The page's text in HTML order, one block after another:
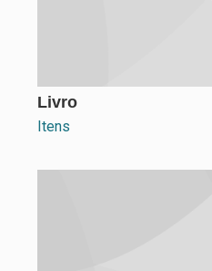
Livro
Itens